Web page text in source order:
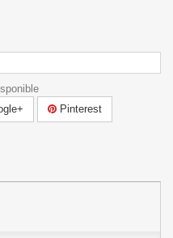
Pinterest